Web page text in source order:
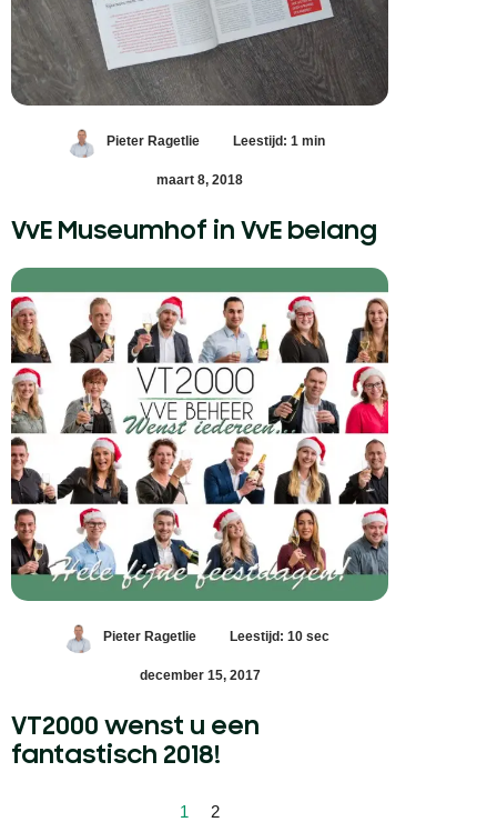
Pieter Ragetlie Leestijd: 1 min
maart 8, 2018
VvE Museumhof in VvE belang
Pieter Ragetlie Leestijd: 10 sec
december 15, 2017
VT2000 wenst u een
fantastisch 2018!
1 2